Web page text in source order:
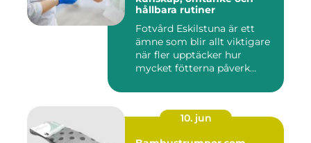
hållbara rutiner
Fotvård Eskilstuna är ett
ämne som blir allt viktigare
när fler upptäcker hur
mycket fötterna påverk...
10. jun